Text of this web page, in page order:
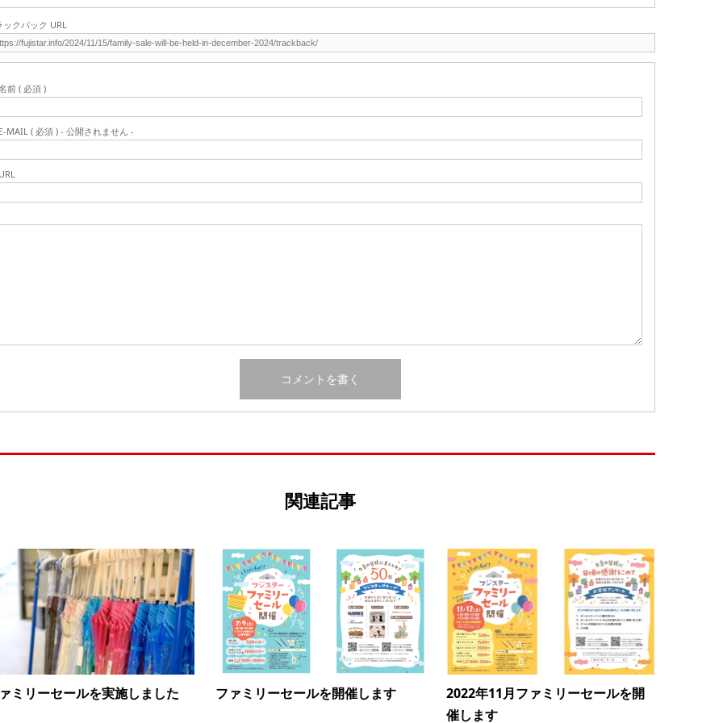
ックバック URL
前 ( 必須 )
MAIL ( 必須 ) - 公開されません -
関連記事
ミリーセールを実施しました ファミリーセールを開催します
2022年11月ファミリーセールを開
催します